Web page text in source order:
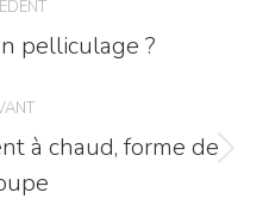
Article
:
pelliculage ?
Article
suivant
à chaud, forme de